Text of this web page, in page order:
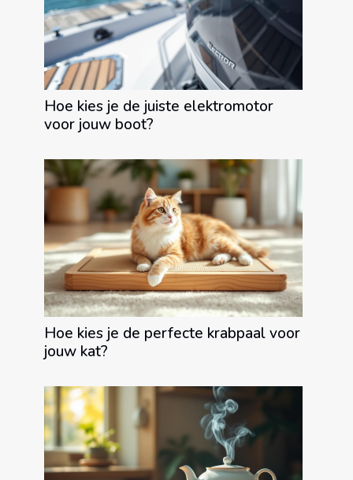
Hoe kies je de juiste elektromotor
voor jouw boot?
Hoe kies je de perfecte krabpaal voor
jouw kat?